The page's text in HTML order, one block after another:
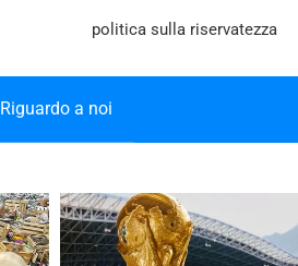
politica sulla riservatezza
Riguardo a noi